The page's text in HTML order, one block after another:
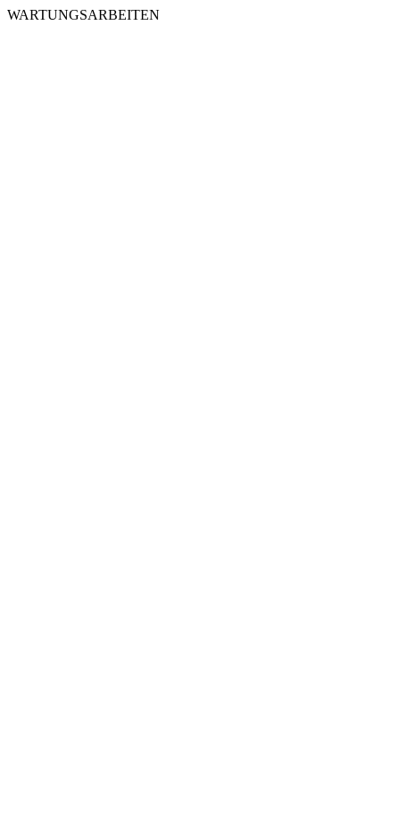
WARTUNGSARBEITEN